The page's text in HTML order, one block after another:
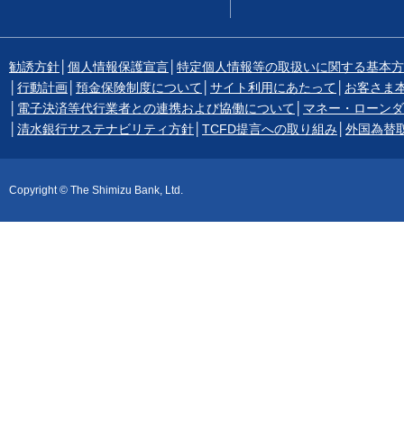
勧誘方針 個人情報保護宣言 特定個人情報等の取扱いに関する基本
行動計画 預金保険制度について サイト利用にあたって
お客さま
電子決済等代行業者との連携および協働について
マネー・ローン
清水銀行サステナビリティ方針 TCFD提言への取り組み 外国為替
Copyright © The Shimizu Bank, Ltd.